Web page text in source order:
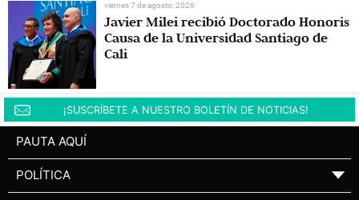
viernes 7 de agosto, 2026
Javier Milei recibió Doctorado Honoris
Causa de la Universidad Santiago de
Cali
¡SUSCRÍBETE A NUESTRO BOLETÍN DE NOTICIAS!
PAUTA AQUÍ
POLÍTICA ▼